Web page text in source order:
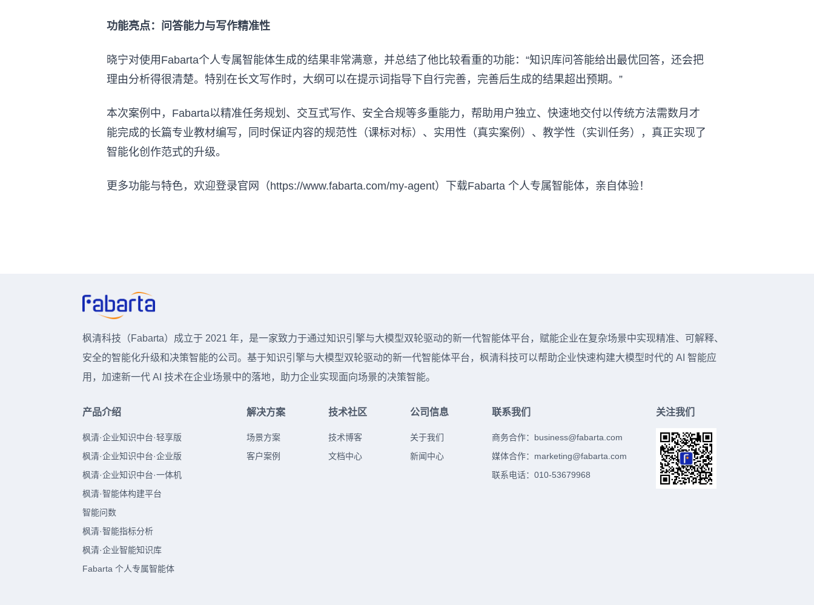
功能亮点：问答能力与写作精准性
晓宁对使用Fabarta个人专属智能体生成的结果非常满意，并总结了他比较看重的功能：“知识库问答能给出最优回答，还会把
理由分析得很清楚。特别在长文写作时，大纲可以在提示词指导下自行完善，完善后生成的结果超出预期。”
本次案例中，Fabarta以精准任务规划、交互式写作、安全合规等多重能力，帮助用户独立、快速地交付以传统方法需数月才
能完成的长篇专业教材编写，同时保证内容的规范性（课标对标）、实用性（真实案例）、教学性（实训任务），真正实现了
智能化创作范式的升级。
更多功能与特色，欢迎登录官网（ https://www.fabarta.com/my-agent）下载Fabarta 个人专属智能体，亲自体验！
枫清科技（Fabarta）成立于 2021 年，是一家致力于通过知识引擎与大模型双轮驱动的新一代智能体平台，赋能企业在复杂场景中实现精准、可解释、
安全的智能化升级和决策智能的公司。基于知识引擎与大模型双轮驱动的新一代智能体平台，枫清科技可以帮助企业快速构建大模型时代的 AI 智能应
用，加速新一代 AI 技术在企业场景中的落地，助力企业实现面向场景的决策智能。
产品介绍
枫清·企业知识中台·轻享版
枫清·企业知识中台·企业版
枫清·企业知识中台·一体机
枫清·智能体构建平台
智能问数
枫清·智能指标分析
枫清·企业智能知识库
Fabarta 个人专属智能体
解决方案
场景方案
客户案例
技术社区
技术博客
文档中心
公司信息
关于我们
新闻中心
联系我们
商务合作： business@fabarta.com
媒体合作： marketing@fabarta.com
联系电话：010-53679968
关注我们